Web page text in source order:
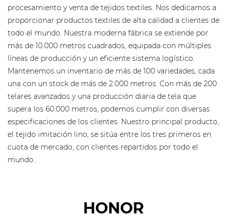
procesamiento y venta de tejidos textiles. Nos dedicamos a
proporcionar productos textiles de alta calidad a clientes de
todo el mundo. Nuestra moderna fábrica se extiende por
más de 10.000 metros cuadrados, equipada con múltiples
líneas de producción y un eficiente sistema logístico.
Mantenemos un inventario de más de 100 variedades, cada
una con un stock de más de 2.000 metros. Con más de 200
telares avanzados y una producción diaria de tela que
supera los 60.000 metros, podemos cumplir con diversas
especificaciones de los clientes. Nuestro principal producto,
el tejido imitación lino, se sitúa entre los tres primeros en
cuota de mercado, con clientes repartidos por todo el
mundo.
HONOR